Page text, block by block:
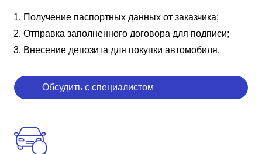
Получение паспортных данных от заказчика;
Отправка заполненного договора для подписи;
Внесение депозита для покупки автомобиля.
Обсудить с специалистом